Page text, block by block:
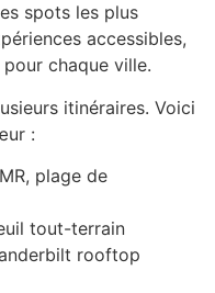
spots les plus
accessibles,
chaque ville.
itinéraires. Voici
:
plage de
tout-terrain
rooftop